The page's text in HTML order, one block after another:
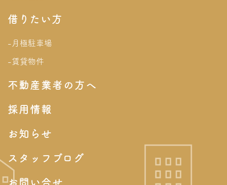
借りたい方
-月極駐車場
-賃貸物件
不動産業者の方へ
採用情報
お知らせ
スタッフブログ
お問い合せ